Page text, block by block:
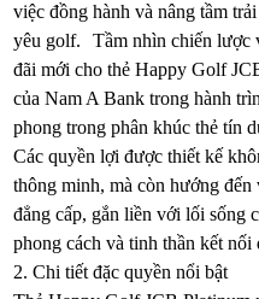
việc đồng hành và nâng tầm
yêu golf. Tầm nhìn chiến
đãi mới cho thẻ Happy Golf
của Nam A Bank trong hành
phong trong phân khúc thẻ tín
Các quyền lợi được thiết kế
thông minh, mà còn hướng
đẳng cấp, gắn liền với lối sống
phong cách và tinh thần kết
2. Chi tiết đặc quyền nổi bật